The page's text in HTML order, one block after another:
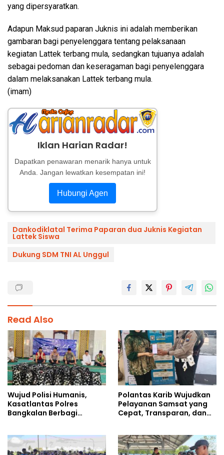
yang dipersyaratkan.
Adapun Maksud paparan Juknis ini adalah memberikan
gambaran bagi penyelenggara tentang pelaksanaan
kegiatan Lattek terbang mula, sedangkan tujuanya adalah
sebagai pedoman dan keseragaman bagi penyelenggara
dalam melaksanakan Lattek terbang mula.
(imam)
Iklan Harian Radar!
Dapatkan penawaran menarik hanya untuk
Anda. Jangan lewatkan kesempatan ini!
Hubungi Agen
Dankodiklatal Terima Paparan dua Juknis Kegiatan
Lattek Siswa
Dukung SDM TNI AL Unggul
Read Also
Wujud Polisi Humanis,
Kasatlantas Polres
Bangkalan Berbagi
Ahmad Ibrahim
Polantas Karib Wujudkan
Pelayanan Samsat yang
Cepat, Transparan, dan